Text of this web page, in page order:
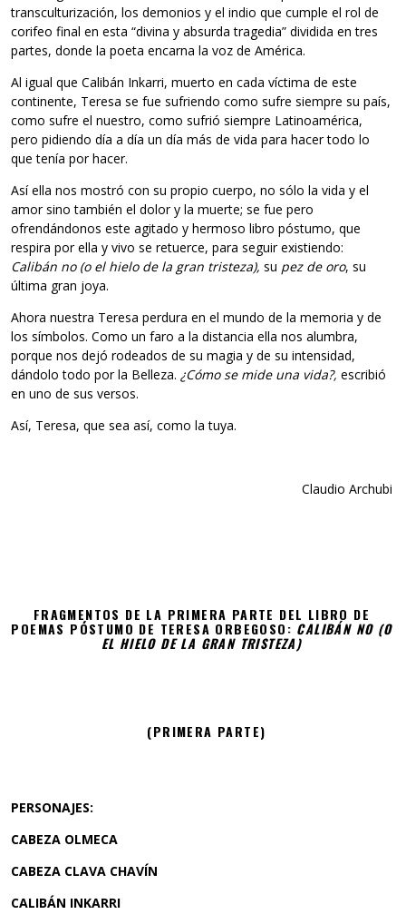
transculturización, los demonios y el indio que cumple el rol de
corifeo final en esta “divina y absurda tragedia” dividida en tres
partes, donde la poeta encarna la voz de América.
Al igual que Calibán Inkarri, muerto en cada víctima de este
continente, Teresa se fue sufriendo como sufre siempre su país,
como sufre el nuestro, como sufrió siempre Latinoamérica,
pero pidiendo día a día un día más de vida para hacer todo lo
que tenía por hacer.
Así ella nos mostró con su propio cuerpo, no sólo la vida y el
amor sino también el dolor y la muerte; se fue pero
ofrendándonos este agitado y hermoso libro póstumo, que
respira por ella y vivo se retuerce, para seguir existiendo:
Calibán no (o el hielo de la gran tristeza), su pez de oro, su
última gran joya.
Ahora nuestra Teresa perdura en el mundo de la memoria y de
los símbolos. Como un faro a la distancia ella nos alumbra,
porque nos dejó rodeados de su magia y de su intensidad,
dándolo todo por la Belleza. ¿Cómo se mide una vida?, escribió
en uno de sus versos.
Así, Teresa, que sea así, como la tuya.
Claudio Archubi
FRAGMENTOS DE LA PRIMERA PARTE DEL LIBRO DE
POEMAS PÓSTUMO DE TERESA ORBEGOSO: CALIBÁN NO (O
EL HIELO DE LA GRAN TRISTEZA)
(PRIMERA PARTE)
PERSONAJES:
CABEZA OLMECA
CABEZA CLAVA CHAVÍN
CALIBÁN INKARRI